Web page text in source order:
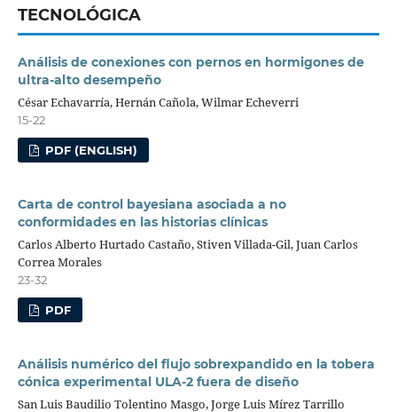
TECNOLÓGICA
Análisis de conexiones con pernos en hormigones de
ultra-alto desempeño
César Echavarría, Hernán Cañola, Wilmar Echeverri
15-22
PDF (ENGLISH)
Carta de control bayesiana asociada a no
conformidades en las historias clínicas
Carlos Alberto Hurtado Castaño, Stiven Villada-Gil, Juan Carlos
Correa Morales
23-32
PDF
Análisis numérico del flujo sobrexpandido en la tobera
cónica experimental ULA-2 fuera de diseño
San Luis Baudilio Tolentino Masgo, Jorge Luis Mírez Tarrillo